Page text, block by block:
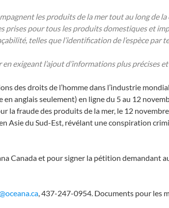
les produits de la mer tout au long de
prises pour tous les produits domestiques et
telles que l’identification de l’espèce par
exigeant l’ajout d’informations plus précises
des droits de l’homme dans l’industrie
en anglais seulement) en ligne du 5 au 12
la fraude des produits de la mer, le 12
Asie du Sud-Est, révélant une conspiration
Canada et pour signer la pétition demandant
, 437-247-0954. Documents pour les